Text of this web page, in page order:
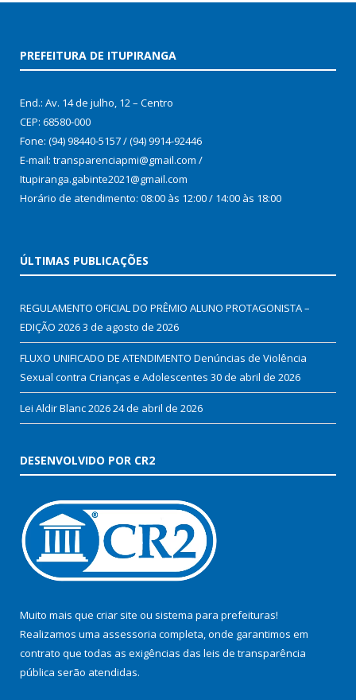
PREFEITURA DE ITUPIRANGA
End.: Av. 14 de julho, 12 – Centro
CEP: 68580-000
Fone: (94) 98440-5157 / (94) 9914-92446
E-mail: transparenciapmi@gmail.com /
Itupiranga.gabinte2021@gmail.com
Horário de atendimento: 08:00 às 12:00 / 14:00 às 18:00
ÚLTIMAS PUBLICAÇÕES
REGULAMENTO OFICIAL DO PRÊMIO ALUNO PROTAGONISTA –
EDIÇÃO 20263 de agosto de 2026
FLUXO UNIFICADO DE ATENDIMENTO Denúncias de Violência
Sexual contra Crianças e Adolescentes 30 de abril de 2026
Lei Aldir Blanc 202624 de abril de 2026
DESENVOLVIDO POR CR2
Muito mais que criar site ou sistema para prefeituras!
Realizamos uma assessoria completa, onde garantimos em
contrato que todas as exigências das leis de transparência
pública serão atendidas.